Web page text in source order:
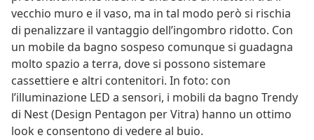
vecchio muro e il vaso, ma in tal modo però si rischia
di penalizzare il vantaggio dell’ingombro ridotto. Con
un mobile da bagno sospeso comunque si guadagna
molto spazio a terra, dove si possono sistemare
cassettiere e altri contenitori. In foto: con
l’illuminazione LED a sensori, i mobili da bagno Trendy
di Nest (Design Pentagon per Vitra) hanno un ottimo
look e consentono di vedere al buio.